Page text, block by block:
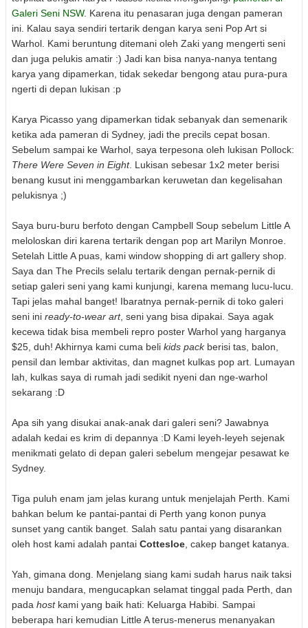
Galeri Seni NSW. Karena itu penasaran juga dengan pameran
ini. Kalau saya sendiri tertarik dengan karya seni Pop Art si
Warhol. Kami beruntung ditemani oleh Zaki yang mengerti seni
dan juga pelukis amatir :) Jadi kan bisa nanya-nanya tentang
karya yang dipamerkan, tidak sekedar bengong atau pura-pura
ngerti di depan lukisan :p
Karya Picasso yang dipamerkan tidak sebanyak dan semenarik
ketika ada pameran di Sydney, jadi the precils cepat bosan.
Sebelum sampai ke Warhol, saya terpesona oleh lukisan Pollock:
There Were Seven in Eight. Lukisan sebesar 1x2 meter berisi
benang kusut ini menggambarkan keruwetan dan kegelisahan
pelukisnya ;)
Saya buru-buru berfoto dengan Campbell Soup sebelum Little A
meloloskan diri karena tertarik dengan pop art Marilyn Monroe.
Setelah Little A puas, kami window shopping di art gallery shop.
Saya dan The Precils selalu tertarik dengan pernak-pernik di
setiap galeri seni yang kami kunjungi, karena memang lucu-lucu.
Tapi jelas mahal banget! Ibaratnya pernak-pernik di toko galeri
seni ini ready-to-wear art, seni yang bisa dipakai. Saya agak
kecewa tidak bisa membeli repro poster Warhol yang harganya
$25, duh! Akhirnya kami cuma beli kids packberisi tas, balon,
pensil dan lembar aktivitas, dan magnet kulkas pop art. Lumayan
lah, kulkas saya di rumah jadi sedikit nyeni dan nge-warhol
sekarang :D
Apa sih yang disukai anak-anak dari galeri seni? Jawabnya
adalah kedai es krim di depannya :D Kami leyeh-leyeh sejenak
menikmati gelato di depan galeri sebelum mengejar pesawat ke
Sydney.
Tiga puluh enam jam jelas kurang untuk menjelajah Perth. Kami
bahkan belum ke pantai-pantai di Perth yang konon punya
sunset yang cantik banget. Salah satu pantai yang disarankan
oleh host kami adalah pantai Cottesloe , cakep banget katanya.
Yah, gimana dong. Menjelang siang kami sudah harus naik taksi
menuju bandara, mengucapkan selamat tinggal pada Perth, dan
pada hostkami yang baik hati: Keluarga Habibi. Sampai
beberapa hari kemudian Little A terus-menerus menanyakan